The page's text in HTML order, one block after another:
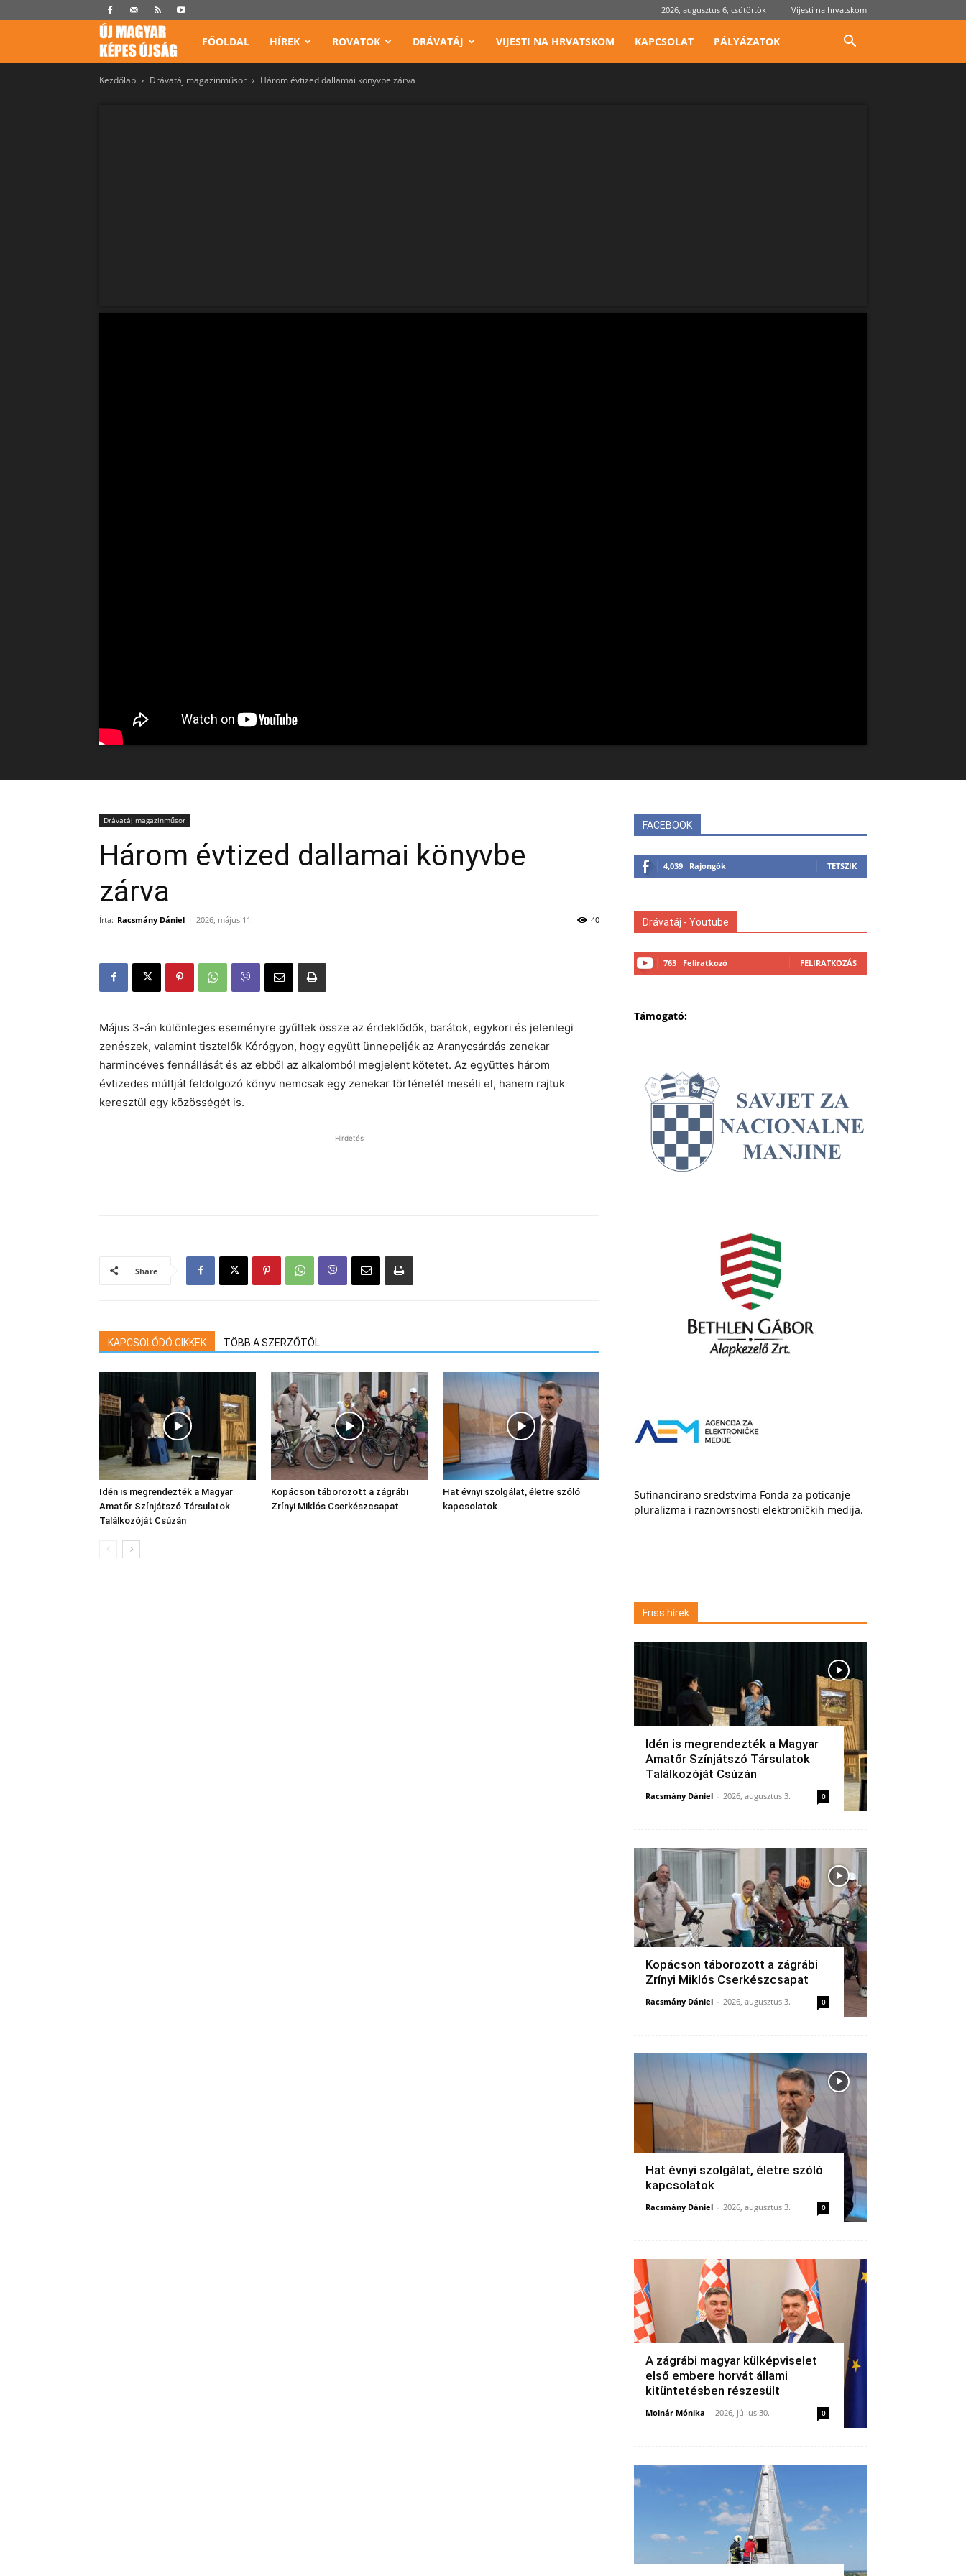
2026, augusztus 6, csütörtök Vijesti na hrvatskom
Képes
Újság
FŐOLDAL HÍREK ROVATOK DRÁVATÁJ VIJESTI NA HRVATSKOM KAPCSOLAT PÁLYÁZATOK
Kezdőlap Drávatáj magazinműsor Három évtized dallamai könyvbe zárva
Drávatáj magazinműsor
Három évtized dallamai könyvbe
zárva
Írta: Racsmány Dániel - 2026, május 11. 40
Május 3-án különleges eseményre gyűltek össze az érdeklődők, barátok, egykori és jelenlegi
zenészek, valamint tisztelők Kórógyon, hogy együtt ünnepeljék az Aranycsárdás zenekar
harmincéves fennállását és az ebből az alkalomból megjelent kötetet. Az együttes három
évtizedes múltját feldolgozó könyv nemcsak egy zenekar történetét meséli el, hanem rajtuk
keresztül egy közösségét is.
Hirdetés
Share
KAPCSOLÓDÓ CIKKEK TÖBB A SZERZŐTŐL
Idén is megrendezték a Magyar
Amatőr Színjátszó Társulatok
Találkozóját Csúzán
Kopácson táborozott a zágrábi
Zrínyi Miklós Cserkészcsapat
Hat évnyi szolgálat, életre szóló
kapcsolatok
FACEBOOK
4,039 Rajongók TETSZIK
Drávatáj - Youtube
763 Feliratkozó FELIRATKOZÁS
Támogató:
Sufinancirano sredstvima Fonda za poticanje
pluralizma i raznovrsnosti elektroničkih medija.
Friss hírek
Idén is megrendezték a Magyar
Amatőr Színjátszó Társulatok
Találkozóját Csúzán
Racsmány Dániel - 2026, augusztus 3. 0
Kopácson táborozott a zágrábi
Zrínyi Miklós Cserkészcsapat
Racsmány Dániel - 2026, augusztus 3. 0
Hat évnyi szolgálat, életre szóló
kapcsolatok
Racsmány Dániel - 2026, augusztus 3. 0
A zágrábi magyar külképviselet
első embere horvát állami
kitüntetésben részesült
Molnár Mónika - 2026, július 30. 0